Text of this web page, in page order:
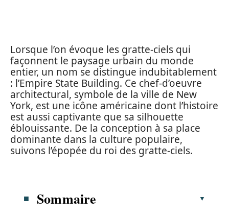
Lorsque l’on évoque les gratte-ciels qui
façonnent le paysage urbain du monde
entier, un nom se distingue indubitablement
: l’Empire State Building. Ce chef-d’oeuvre
architectural, symbole de la ville de New
York, est une icône américaine dont l’histoire
est aussi captivante que sa silhouette
éblouissante. De la conception à sa place
dominante dans la culture populaire,
suivons l’épopée du roi des gratte-ciels.
Sommaire